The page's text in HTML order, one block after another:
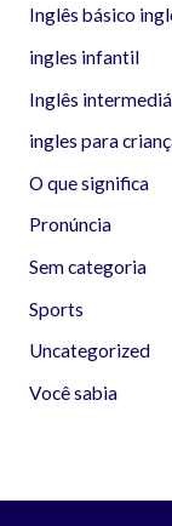
Inglês básico
ingles infantil
Inglês
ingles para
O que significa
Pronúncia
Sem categoria
Sports
Uncategorized
Você sabia